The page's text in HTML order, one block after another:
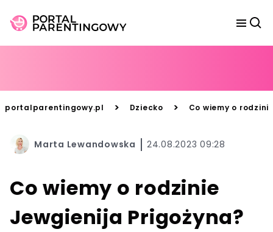
portalparentingowy.pl > Dziecko > Co wiemy o
Marta Lewandowska 24.08.2023 09:28
Co wiemy o rodzinie
Jewgienija Prigożyna?